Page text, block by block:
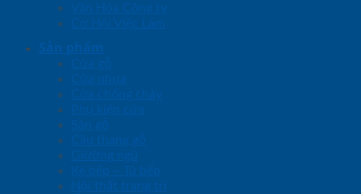
Văn Hóa Công ty
Cơ Hội Việc Làm
Sản phẩm
Cửa gỗ
Cửa nhựa
Cửa chống cháy
Phụ kiện cửa
Sàn gỗ
Cầu thang gỗ
Giường ngủ
Kệ bếp – Tủ bếp
Nội thất trang trí